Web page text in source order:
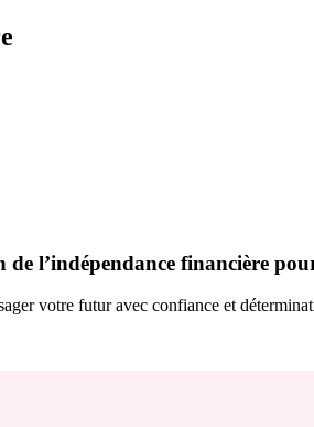
l’indépendance financière
votre futur avec confiance et